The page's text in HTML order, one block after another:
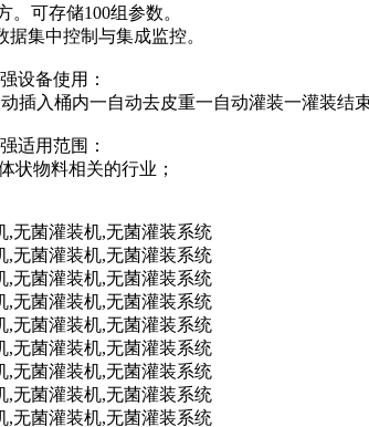
可存储100组参数。
集中控制与集成监控。
设备使用：
插入桶内一自动去皮重一自动灌装一灌装结
适用范围：
状物料相关的行业；